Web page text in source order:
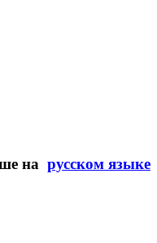
на русском языке